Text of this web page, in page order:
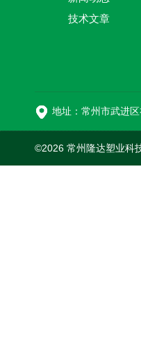
技术文章
地址：常州市武进
©2026 常州隆达塑业科